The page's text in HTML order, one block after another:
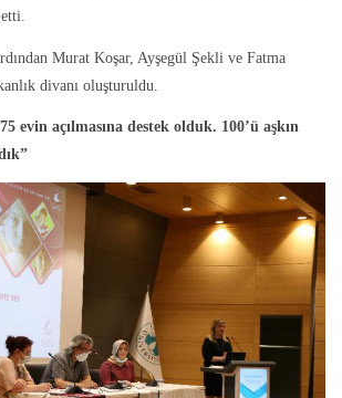
etti.
Murat Koşar, Ayşegül Şekli ve Fatma
divanı oluşturuldu.
evin açılmasına destek olduk. 100’ü aşkın